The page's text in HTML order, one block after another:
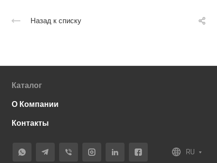
Назад к списку
Каталог
О Компании
Контакты
RU